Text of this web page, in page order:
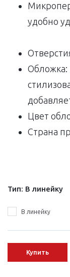
удобно
Обложка:
Цвет
Страна
Тип: В линейку
В линейку
Купить